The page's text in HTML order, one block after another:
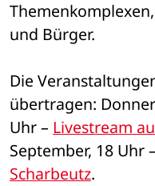
und Bürger.
Die
übertragen:
Uhr – Livestream
September, 18 Uhr –
Scharbeutz.